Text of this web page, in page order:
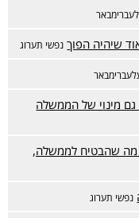
שיהיה הפוך נפשי תערוג
מינוי של הממשלה
מה שהבטיח לממשלה,
נפשי תערוג